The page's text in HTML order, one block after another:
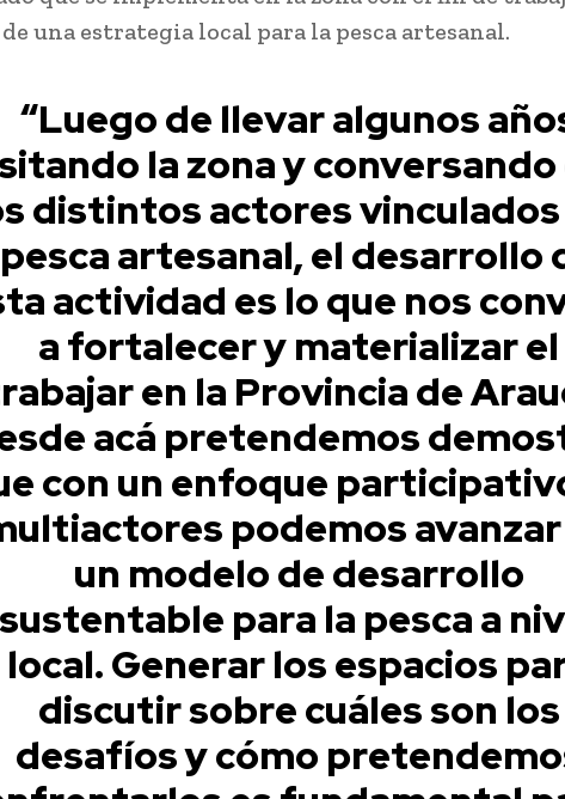
una estrategia local para la pesca artesanal.
“Luego de llevar algunos
la zona y conversando
distintos actores vinculados
pesca artesanal, el desarrollo
actividad es lo que nos
a fortalecer y materializar el
en la Provincia de
acá pretendemos
con un enfoque
podemos
un modelo de desarrollo
sustentable para la pesca a
local. Generar los espacios
discutir sobre cuáles son los
desafíos y cómo